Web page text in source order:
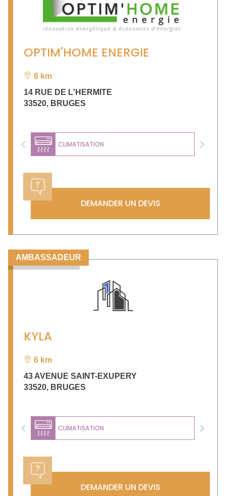
OPTIM'HOME ENERGIE
6 km
14 RUE DE L'HERMITE
33520, BRUGES
CLIMATISATION
Previous Next
DEMANDER UN DEVIS
AMBASSADEUR
KYLA
6 km
43 AVENUE SAINT-EXUPERY
33520, BRUGES
CLIMATISATION
Previous Next
DEMANDER UN DEVIS